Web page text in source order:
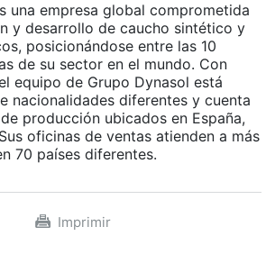
una empresa global comprometida
y desarrollo de caucho sintético y
posicionándose entre las 10
de su sector en el mundo. Con
equipo de Grupo Dynasol está
nacionalidades diferentes y cuenta
producción ubicados en España,
oficinas de ventas atienden a más
70 países diferentes.
Imprimir